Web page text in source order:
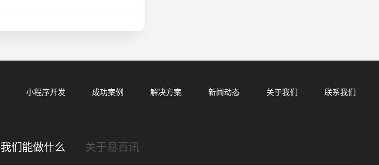
小程序开发 成功案例 解决方案 新闻动态 关于我们 联系我们
我们能做什么 关于易百讯